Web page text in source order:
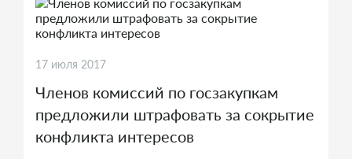
17 июля 2017
Членов комиссий по госзакупкам
предложили штрафовать за сокрытие
конфликта интересов